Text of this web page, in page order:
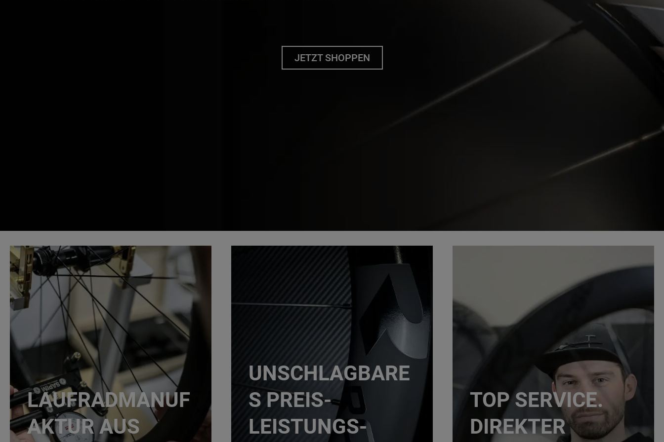
JETZT SHOPPEN
LAUFRADMANUF
AKTUR AUS
UNSCHLAGBARE
S PREIS-
LEISTUNGS-
TOP SERVICE.
DIREKTER